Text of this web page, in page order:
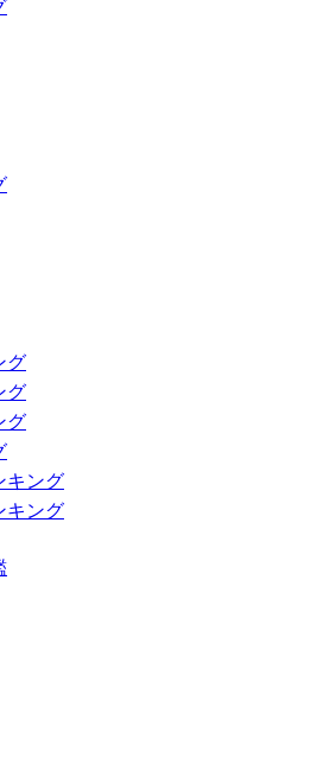
グ
グ
グ
キング
キング